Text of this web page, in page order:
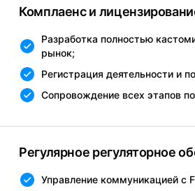
Комплаенс и
Разработка полностью
рынок;
Регистрация деятельности и
Сопровождение всех этапов
Регулярное регуляторное
Управление коммуникацией с